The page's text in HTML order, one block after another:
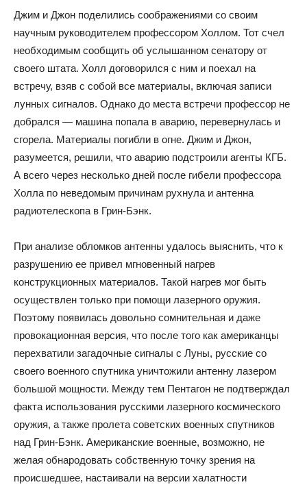
Джим и Джон поделились соображениями со своим
научным руководителем профессором Холлом. Тот счел
необходимым сообщить об услышанном сенатору от
своего штата. Холл договорился с ним и поехал на
встречу, взяв с собой все материалы, включая записи
лунных сигналов. Однако до места встречи профессор не
добрался — машина попала в аварию, перевернулась и
сгорела. Материалы погибли в огне. Джим и Джон,
разумеется, решили, что аварию подстроили агенты КГБ.
А всего через несколько дней после гибели профессора
Холла по неведомым причинам рухнула и антенна
радиотелескопа в Грин-Бэнк.
При анализе обломков антенны удалось выяснить, что к
разрушению ее привел мгновенный нагрев
конструкционных материалов. Такой нагрев мог быть
осуществлен только при помощи лазерного оружия.
Поэтому появилась довольно сомнительная и даже
провокационная версия, что после того как американцы
перехватили загадочные сигналы с Луны, русские со
своего военного спутника уничтожили антенну лазером
большой мощности. Между тем Пентагон не подтверждал
факта использования русскими лазерного космического
оружия, а также пролета советских военных спутников
над Грин-Бэнк. Американские военные, возможно, не
желая обнародовать собственную точку зрения на
происшедшее, настаивали на версии халатности